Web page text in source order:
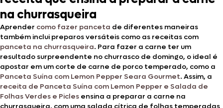
na churrasqueira
Aprender como fazer panceta de diferentes maneiras
também inclui preparos versáteis como as receitas com
panceta na churrasqueira. Para fazer a carne ter um
resultado surpreendente no churrasco de domingo, o ideal é
apostar em um corte de carne de porco temperado, como a
Panceta Suína com Lemon Pepper Seara Gourmet. Assim, a
receita de Panceta Suína com Lemon Pepper e Salada de
Folhas Verdes e Picles ensina a preparar a carne na